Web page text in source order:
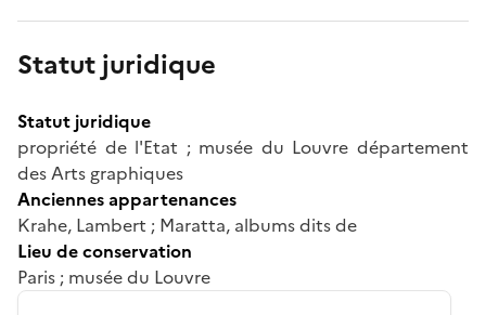
Statut juridique
Statut juridique
propriété de l'Etat ; musée du Louvre département
des Arts graphiques
Anciennes appartenances
Krahe, Lambert ; Maratta, albums dits de
Lieu de conservation
Paris ; musée du Louvre